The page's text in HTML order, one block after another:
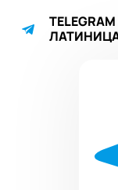
ЛАТИНИЦА